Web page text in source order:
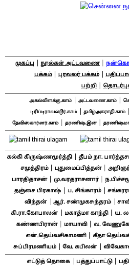
முகப்பு நூல்கள் அட்டவணை|
பக்கம்| புரவலர் பக்கம்|
பற்றி
அகல்விளக்கு.காம் அட்டவணை.காம்
டிரிப்டிராவல்டூர்.காம்| தமிழ்அகராதி.காம்|
தேவிஸ்கார்னர்.காம் தரணிஷ்.இன்|
கல்கி கிருஷ்ணமூர்த்தி| தீபம் நா.
சமுத்திரம்| புதுமைப்பித்தன்|
பாரதிதாசன் மு.வரதராசனார்|
தஞ்சை பிரகாஷ்| ப. சிங்காரம்|
விந்தன்| ஆர். சண்முகசுந்தரம்|
கி.ரா.கோபாலன் மகாத்மா காந்தி ய.
கண்ணபிரான்| மாயாவி| வ.
என்.தெய்வசிகாமணி| கீதா
சுப்பிரமணியம்| வே. கபிலன்|
எட்டுத் தொகை| பத்துப்பாட்டு|